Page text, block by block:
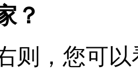
？
则，您可